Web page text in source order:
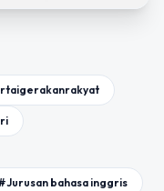
#Jurusan bahasa inggris